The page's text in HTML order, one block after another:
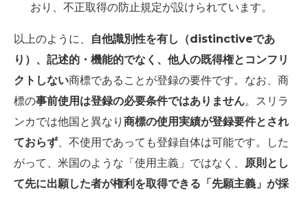
おり、不正取得の防止規定が設けられています。
以上のように、
自他識別性を有し（distinctiveであ
り）、記述的・機能的でなく、他人の既得権とコンフリ
クトしない商標であることが登録の要件です。なお、商
標の事前使用は登録の必要条件ではありません。スリラ
ンカでは他国と異なり 商標の使用実績が登録要件とされ
ておらず、不使用であっても登録自体は可能です。した
がって、米国のような「使用主義」ではなく、 原則とし
て先に出願した者が権利を取得できる「先願主義」が採